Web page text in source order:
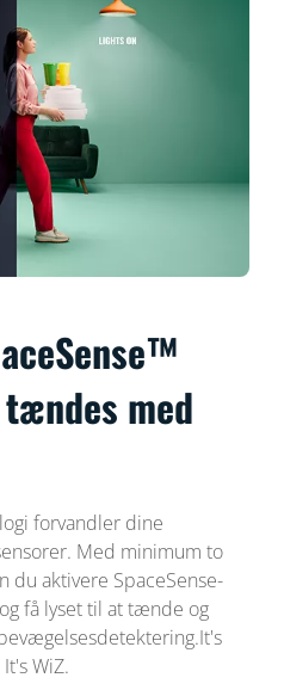
med
forvandler dine
Med minimum to
du aktivere SpaceSense-
få lyset til at tænde og
WiZ.